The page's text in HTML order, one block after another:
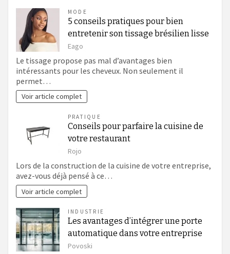
MODE
5 conseils pratiques pour bien
entretenir son tissage brésilien lisse
Eago
Le tissage propose pas mal d’avantages bien
intéressants pour les cheveux. Non seulement il
permet…
Voir article complet
PRATIQUE
Conseils pour parfaire la cuisine de
votre restaurant
Rojo
Lors de la construction de la cuisine de votre entreprise,
avez-vous déjà pensé à ce…
Voir article complet
INDUSTRIE
Les avantages d’intégrer une porte
automatique dans votre entreprise
Povoski